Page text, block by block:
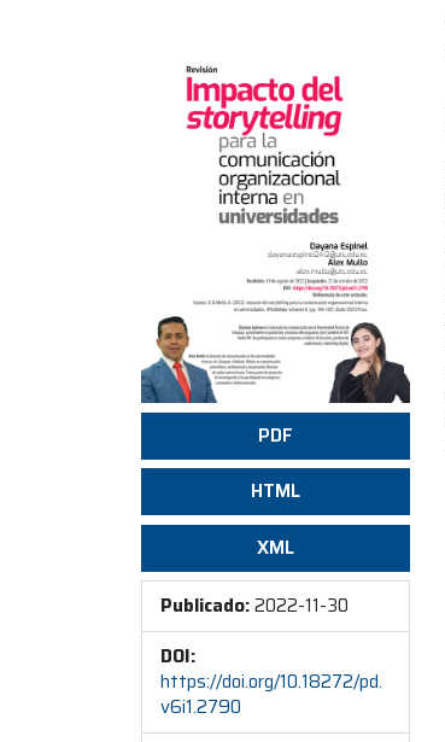
lateral
del
artículo
PDF
HTML
XML
Publicado:2022-11-30
DOI:
https://doi.org/10.18272/pd.
v6i1.2790